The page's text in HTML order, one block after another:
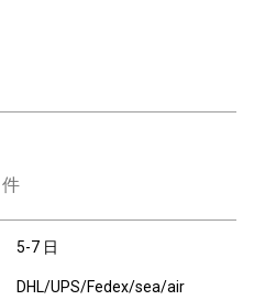
件
5-7 日
DHL/UPS/Fedex/sea/air